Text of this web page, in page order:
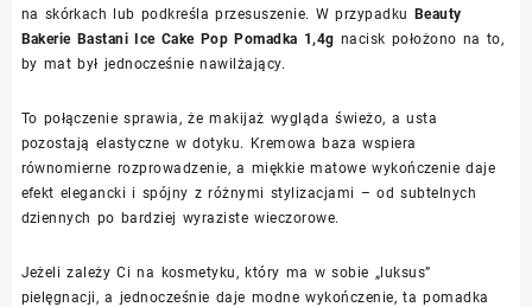
na skórkach lub podkreśla przesuszenie. W przypadku Beauty
Bakerie Bastani Ice Cake Pop Pomadka 1,4g nacisk położono na to,
by mat był jednocześnienawilżający.
To połączenie sprawia, że makijaż wygląda świeżo, a usta
pozostają elastyczne w dotyku. Kremowa baza wspiera
równomierne rozprowadzenie, a miękkie matowe wykończenie daje
efekt elegancki i spójny z różnymi stylizacjami – od subtelnych
dziennych po bardziej wyraziste wieczorowe.
Jeżeli zależy Ci na kosmetyku, który ma w sobie „luksus”
pielęgnacji, a jednocześnie daje modne wykończenie, ta pomadka